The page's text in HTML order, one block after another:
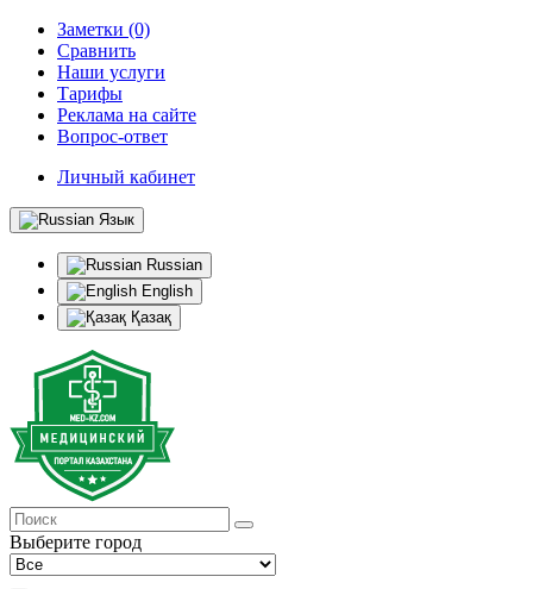
Заметки (0)
Сравнить
Наши услуги
Тарифы
Реклама на сайте
Вопрос-ответ
Личный кабинет
Язык
Russian
English
Қазақ
Выберите город